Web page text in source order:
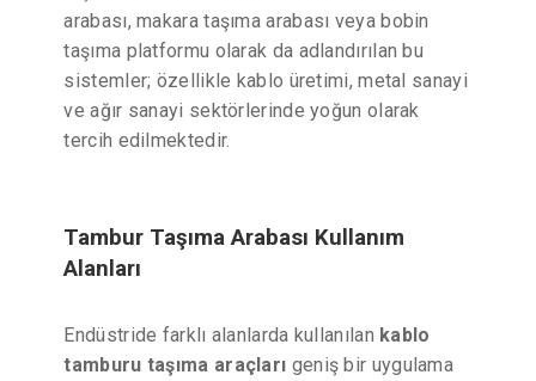
arabası, makara taşıma arabası veya bobin
taşıma platformu olarak da adlandırılan bu
sistemler; özellikle kablo üretimi, metal sanayi
ve ağır sanayi sektörlerinde yoğun olarak
tercih edilmektedir.
Tambur Taşıma Arabası Kullanım
Alanları
Endüstride farklı alanlarda kullanılan kablo
tamburu taşıma araçları geniş bir uygulama